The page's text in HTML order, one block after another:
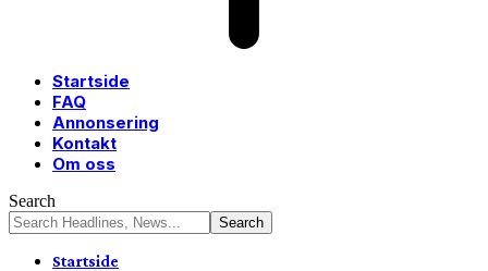
Startside
FAQ
Annonsering
Kontakt
Om oss
Search
Startside